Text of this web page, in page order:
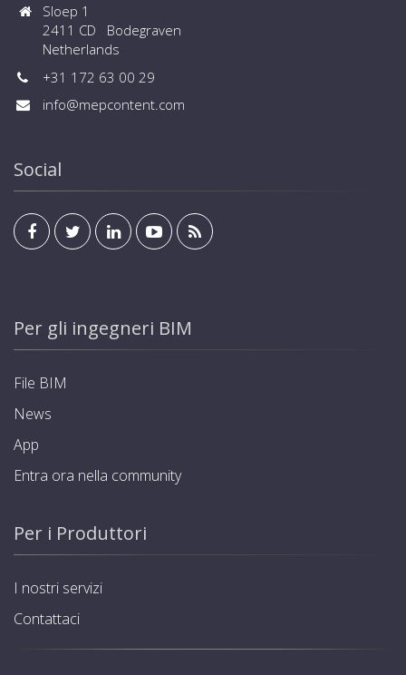
Sloep 1
2411 CD Bodegraven
Netherlands
+31 172 63 00 29
info@mepcontent.com
Social
Per gli ingegneri BIM
File BIM
News
App
Entra ora nella community
Per i Produttori
I nostri servizi
Contattaci